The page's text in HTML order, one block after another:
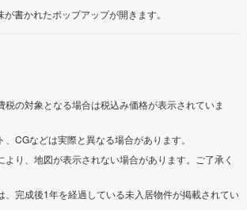
書かれたポップアップが開きます。
税の対象となる場合は税込み価格が表示されていま
CGなどは実際と異なる場合があります。
より、地図が表示されない場合があります。ご了承く
、完成後1年を経過している未入居物件が掲載されてい